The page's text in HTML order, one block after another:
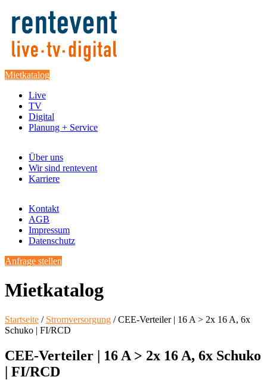
Mietkatalog
Live
TV
Digital
Planung + Service
Über uns
Wir sind rentevent
Karriere
Kontakt
AGB
Impressum
Datenschutz
Anfrage stellen
Mietkatalog
Startseite / Stromversorgung / CEE-Verteiler | 16 A > 2x 16 A, 6x
Schuko | FI/RCD
CEE-Verteiler | 16 A > 2x 16 A, 6x Schuko
| FI/RCD